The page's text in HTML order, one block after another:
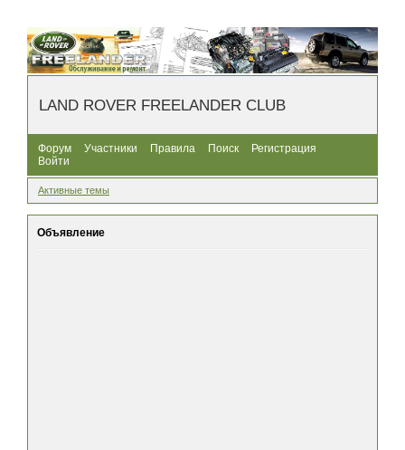
LAND ROVER FREELANDER CLUB
Форум Участники Правила Поиск
Регистрация
Войти
Активные темы
Объявление